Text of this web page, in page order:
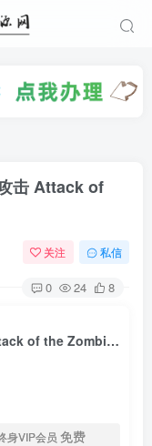
击 Attack of
关注 私信
0 24 8
自然，探索纪录片《僵尸真菌的攻击 Attack of the Zombie Fungus》下载
身VIP会员 免费